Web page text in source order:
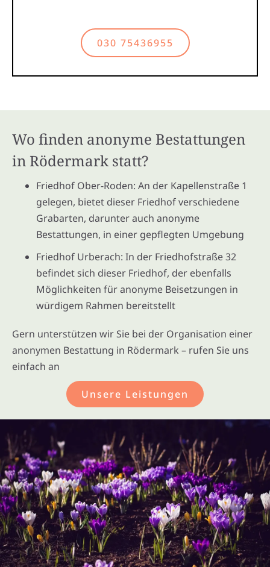
030 75436955
Wo finden anonyme Bestattungen
in Rödermark statt?
Friedhof Ober-Roden: An der Kapellenstraße 1
gelegen, bietet dieser Friedhof verschiedene
Grabarten, darunter auch anonyme
Bestattungen, in einer gepflegten Umgebung
Friedhof Urberach: In der Friedhofstraße 32
befindet sich dieser Friedhof, der ebenfalls
Möglichkeiten für anonyme Beisetzungen in
würdigem Rahmen bereitstellt
Gern unterstützen wir Sie bei der Organisation einer
anonymen Bestattung in Rödermark – rufen Sie uns
einfach an
Unsere Leistungen